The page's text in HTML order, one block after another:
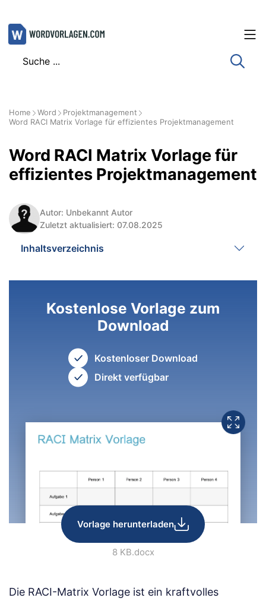
Zum
Inhalt
Home Word
Projektmanagement
Word RACI Matrix Vorlage für effizientes Projektmanagement
Word RACI Matrix Vorlage für
effizientes Projektmanagement
Autor: Unbekannt Autor
Zuletzt aktualisiert: 07.08.2025
Inhaltsverzeichnis
Kostenlose Vorlage zum
Download
Kostenloser Download
Direkt verfügbar
Vorlage herunterladen
8 KB.docx
Die RACI-Matrix Vorlage ist ein kraftvolles